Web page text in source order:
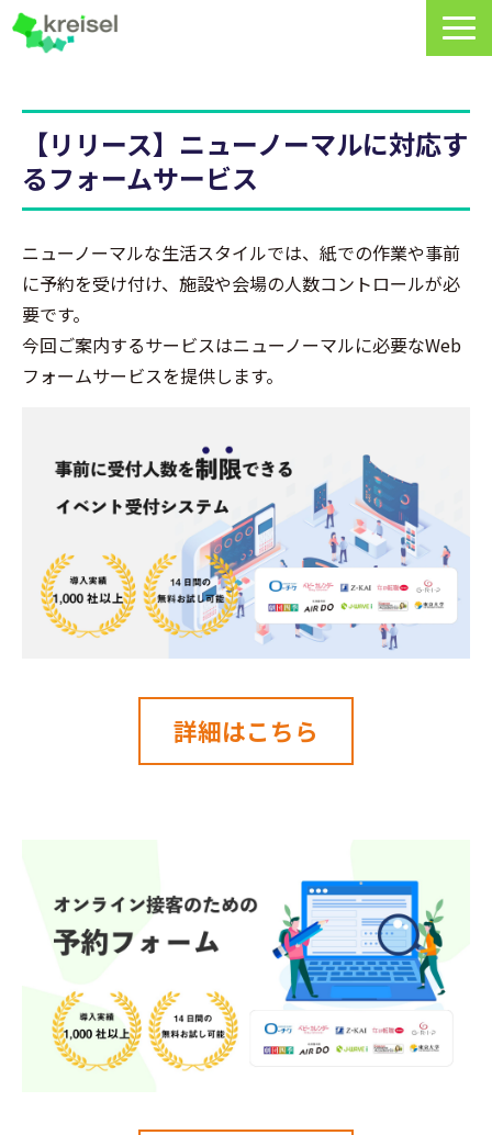
サービス一覧
クライゼルの使い方
資料DL・ウェビナー一覧
導入事例
料金・プラン
CRMラボ
【リリース】ニューノーマルに対応す
るフォームサービス
ニューノーマルな生活スタイルでは、紙での作業や事前
に予約を受け付け、施設や会場の人数コントロールが必
要です。
今回ご案内するサービスはニューノーマルに必要なWeb
フォームサービスを提供します。
詳細はこちら